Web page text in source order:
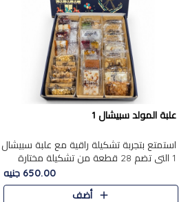
علبة المولد سبيشال 1
استمتع بتجربة تشكيلة راقية مع علبة سبيشال
1 التي تضم 28 قطعة من تشكيلة مختارة
بعناية من أفخر حلويات المولد المصرية
الأصلية الشرقية. تحتوي ال..
650.00 جنيه
أضف